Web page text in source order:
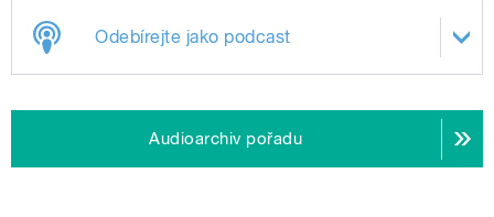
Odebírejte jako podcast
Audioarchiv pořadu